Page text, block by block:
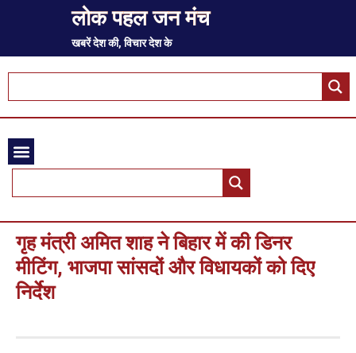
लोक पहल जन मंच
खबरें देश की, विचार देश के
गृह मंत्री अमित शाह ने बिहार में की डिनर
मीटिंग, भाजपा सांसदों और विधायकों को दिए
निर्देश